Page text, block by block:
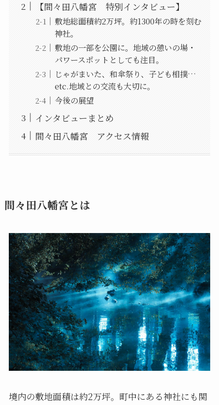
【間々田八幡宮 特別インタビュー】
敷地総面積約2万坪。約1300年の時を刻む
神社。
敷地の一部を公園に。地域の憩いの場・
パワースポットとしても注目。
じゃがまいた、和傘祭り、子ども相撲…
etc.地域との交流も大切に。
今後の展望
インタビューまとめ
間々田八幡宮 アクセス情報
間々田八幡宮とは
境内の敷地面積は約2万坪。町中にある神社にも関